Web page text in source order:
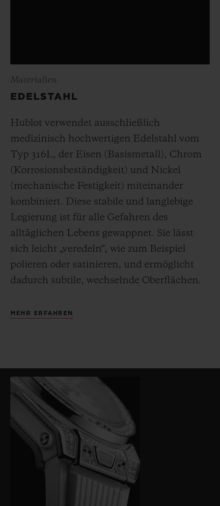
Materialien
EDELSTAHL
Hublot verwendet ausschließlich
medizinisch hochwertigen Edelstahl vom
Typ 316L, der Eisen (Basismetall), Chrom
(Korrosionsbeständigkeit) und Nickel
(mechanische Festigkeit) miteinander
kombiniert. Diese stabile und langlebige
Legierung ist für alle Gefahren des
alltäglichen Lebens gewappnet. Sie lässt
sich leicht „veredeln“, wie zum Beispiel
polieren oder satinieren, und ermöglicht
dadurch subtile, wechselnde Oberflächen.
MEHR ERFAHREN